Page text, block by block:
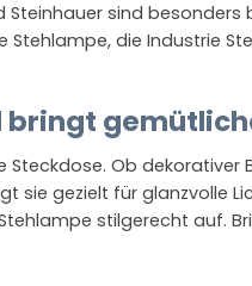
Steinhauer sind
Stehlampe, die Industrie
Ob dekorativer
sie gezielt für glanzvolle
stilgerecht auf.